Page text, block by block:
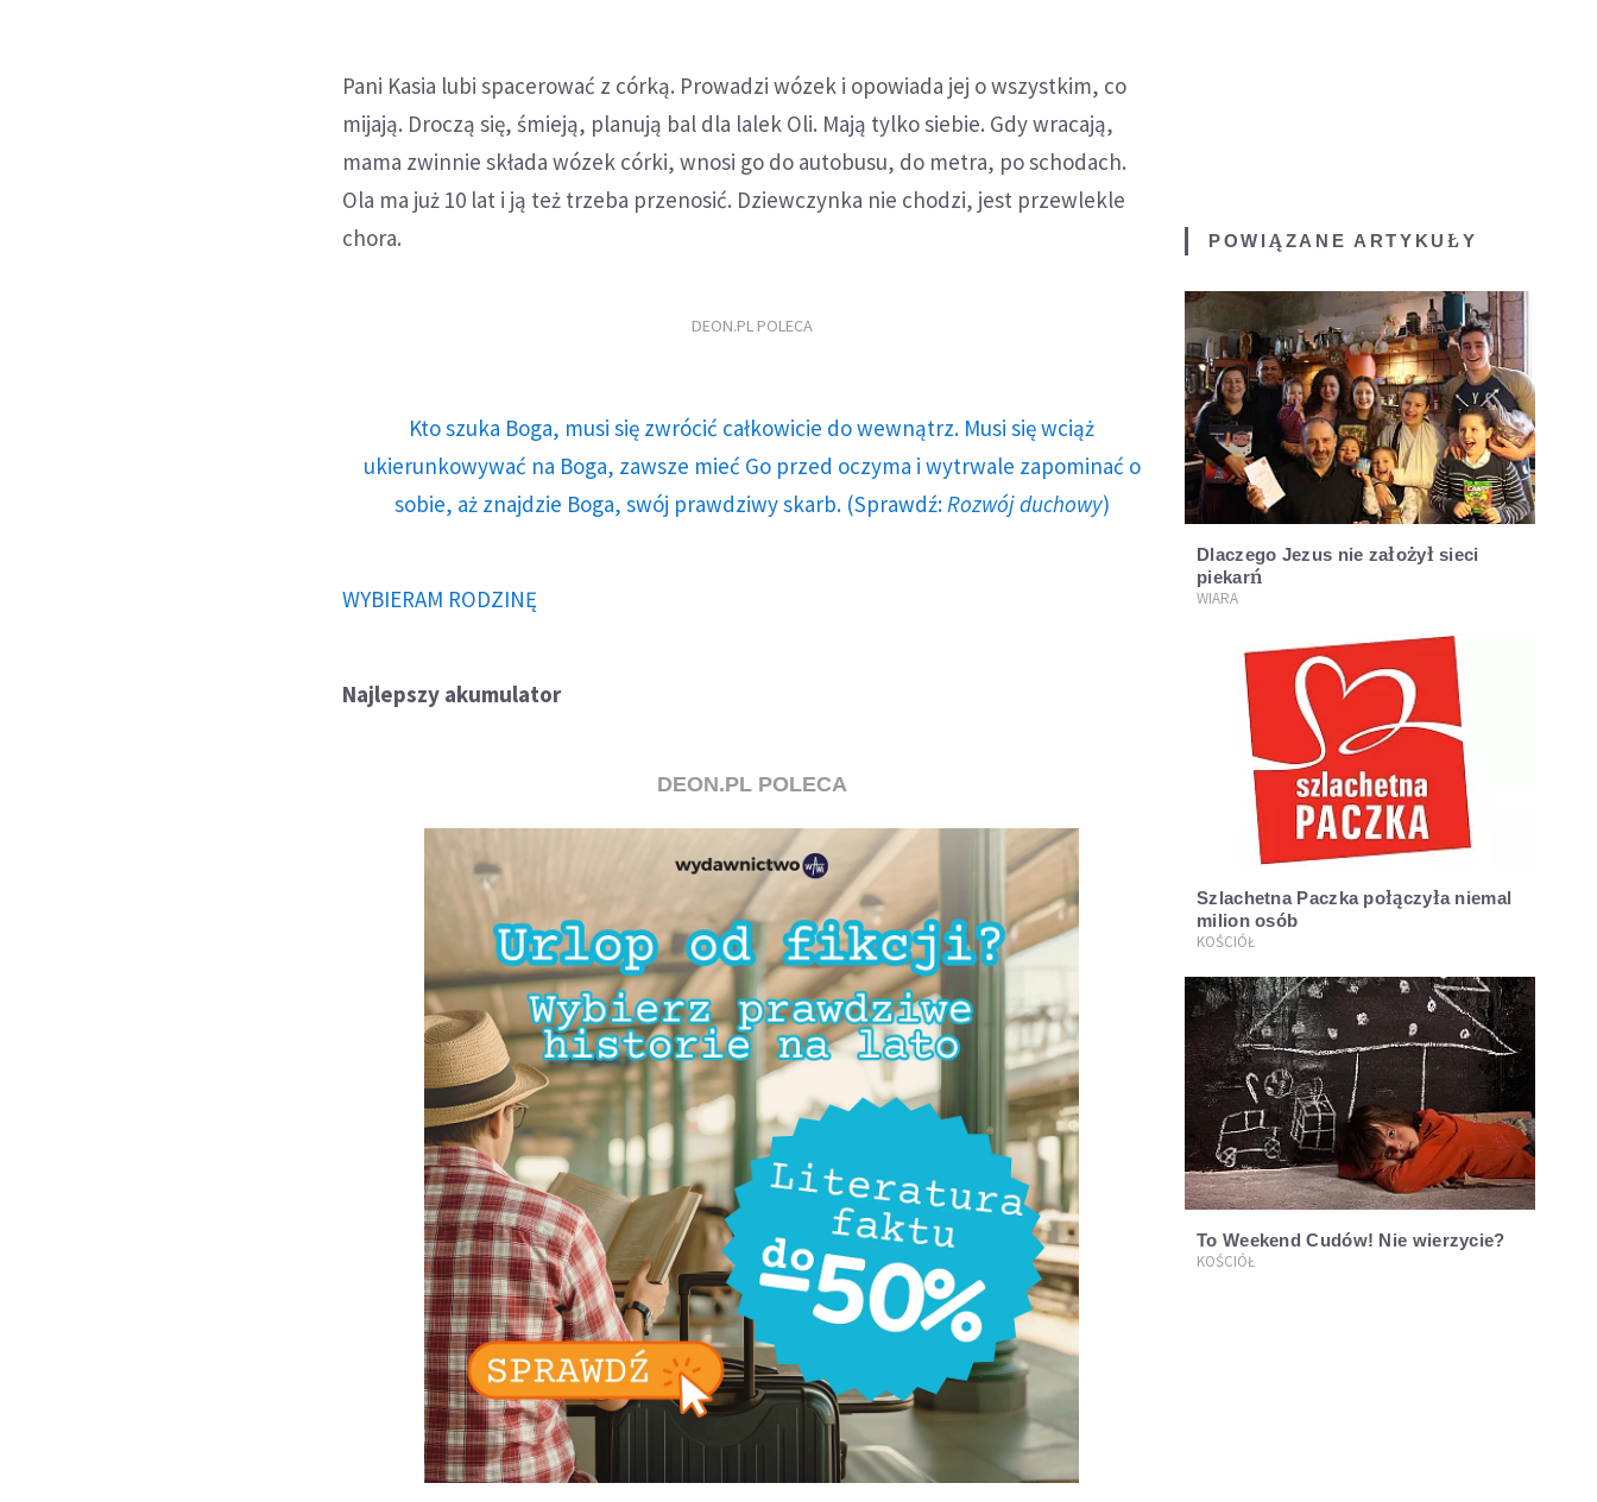
Pani Kasia lubi spacerować z córką. Prowadzi wózek i opowiada jej o wszystkim, co
mijają. Droczą się, śmieją, planują bal dla lalek Oli. Mają tylko siebie. Gdy wracają,
mama zwinnie składa wózek córki, wnosi go do autobusu, do metra, po schodach.
Ola ma już 10 lat i ją też trzeba przenosić. Dziewczynka nie chodzi, jest przewlekle
chora.
DEON.PL POLECA
Kto szuka Boga, musi się zwrócić całkowicie do wewnątrz. Musi się wciąż
ukierunkowywać na Boga, zawsze mieć Go przed oczyma i wytrwale zapominać o
sobie, aż znajdzie Boga, swój prawdziwy skarb. (Sprawdź: Rozwój duchowy)
WYBIERAM RODZINĘ
Najlepszy akumulator
DEON.PL POLECA
POWIĄZANE ARTYKUŁY
Dlaczego Jezus nie założył sieci
piekarń
WIARA
Szlachetna Paczka połączyła niemal
milion osób
KOŚCIÓŁ
To Weekend Cudów! Nie wierzycie?
KOŚCIÓŁ